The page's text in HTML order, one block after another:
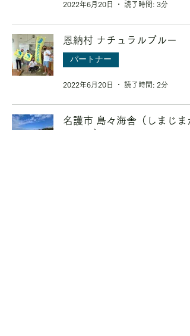
2022年6月20日 読了時間: 3分
恩納村 ナチュラルブルー
パートナー
2022年6月20日 読了時間: 2分
名護市 島々海舎（しまじま